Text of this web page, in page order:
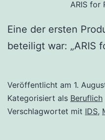
ARIS for
Eine der ersten
beteiligt war: „ARIS
Veröffentlicht am 1.
Kategorisiert als Beruflich
Verschlagwortet mit IDS,